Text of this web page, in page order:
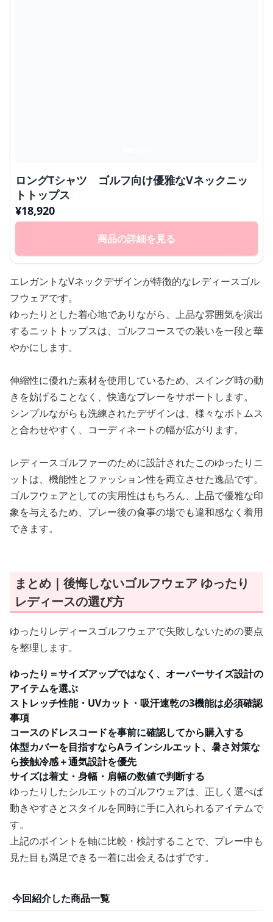
ロングTシャツ ゴルフ向け優雅なVネックニッ
トトップス
¥18,920
商品の詳細を見る
エレガントなVネックデザインが特徴的なレディースゴル
フウェアです。
ゆったりとした着心地でありながら、上品な雰囲気を演出
するニットトップスは、ゴルフコースでの装いを一段と華
やかにします。
伸縮性に優れた素材を使用しているため、スイング時の動
きを妨げることなく、快適なプレーをサポートします。
シンプルながらも洗練されたデザインは、様々なボトムス
と合わせやすく、コーディネートの幅が広がります。
レディースゴルファーのために設計されたこのゆったりニ
ットは、機能性とファッション性を両立させた逸品です。
ゴルフウェアとしての実用性はもちろん、上品で優雅な印
象を与えるため、プレー後の食事の場でも違和感なく着用
できます。
まとめ｜後悔しないゴルフウェア ゆったり
レディースの選び方
ゆったりレディースゴルフウェアで失敗しないための要点
を整理します。
ゆったり＝サイズアップではなく、オーバーサイズ設計の
アイテムを選ぶ
ストレッチ性能・UVカット・吸汗速乾の3機能は必須確認
事項
コースのドレスコードを事前に確認してから購入する
体型カバーを目指すならAラインシルエット、暑さ対策な
ら接触冷感＋通気設計を優先
サイズは着丈・身幅・肩幅の数値で判断する
ゆったりしたシルエットのゴルフウェアは、正しく選べば
動きやすさとスタイルを同時に手に入れられるアイテムで
す。
上記のポイントを軸に比較・検討することで、プレー中も
見た目も満足できる一着に出会えるはずです。
今回紹介した商品一覧